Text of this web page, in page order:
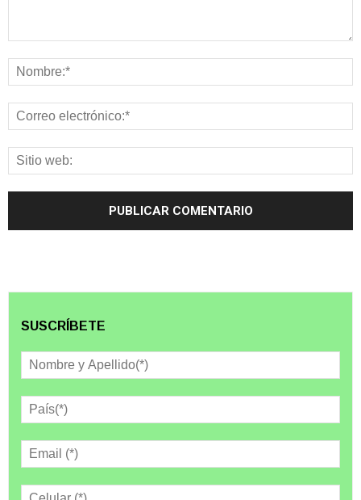
SUSCRÍBETE